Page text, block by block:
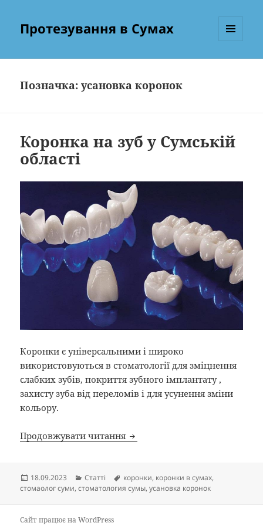
Протезування в Сумах
Позначка:усановка коронок
Коронка на зуб у Сумській
області
Коронки є універсальними і широко
використовуються в стоматології для зміцнення
слабких зубів, покриття зубного імплантату ,
захисту зуба від переломів і для усунення зміни
кольору.
Продовжувати читання Коронка на зуб у Сумській
Опубліковано
18.09.2023 Категорії
Статті Позначки
коронки, коронки в сумах,
стомаолог суми,стоматология сумы,усановка коронок
Сайт працює на WordPress